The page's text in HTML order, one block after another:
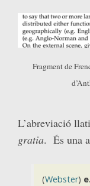
Fragment de
L’abreviació
gratia. És una
(Webster)